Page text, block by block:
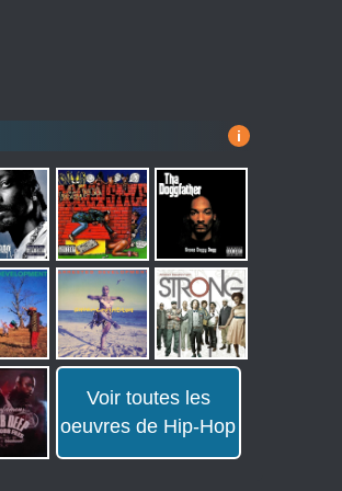
i
Voir toutes les
oeuvres de Hip-Hop